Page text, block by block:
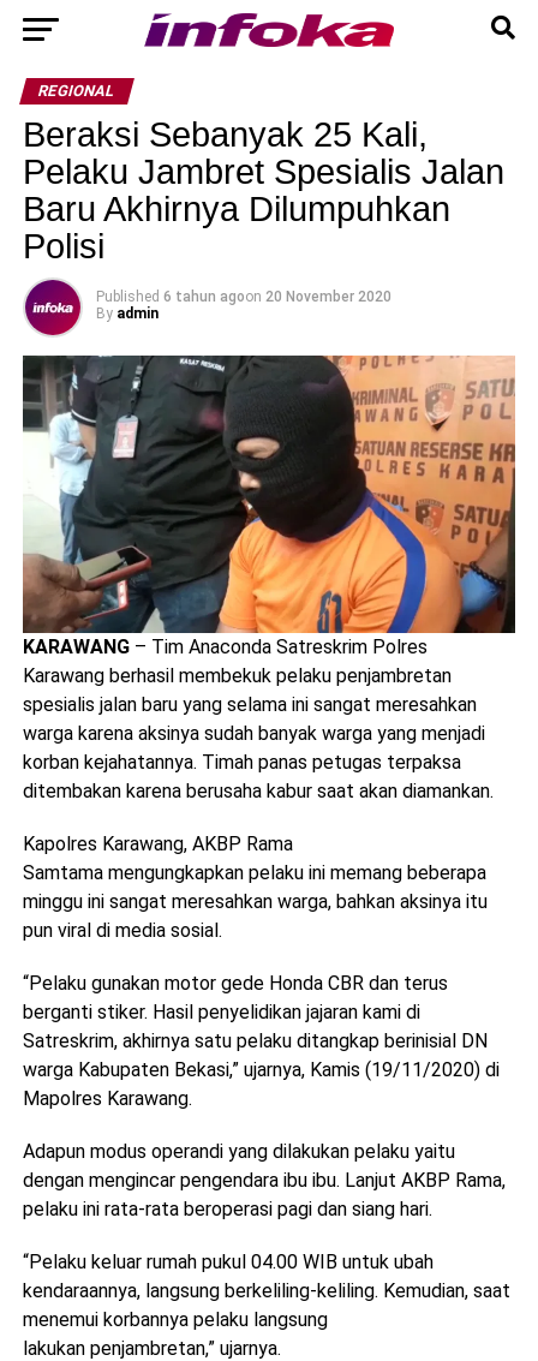
REGIONAL
Beraksi Sebanyak 25 Kali,
Pelaku Jambret Spesialis Jalan
Baru Akhirnya Dilumpuhkan
Polisi
Published 6 tahun agoon 20 November 2020
By admin
KARAWANG– Tim Anaconda Satreskrim Polres
Karawang berhasil membekuk pelaku penjambretan
spesialis jalan baru yang selama ini sangat meresahkan
warga karena aksinya sudah banyak warga yang menjadi
korban kejahatannya. Timah panas petugas terpaksa
ditembakan karena berusaha kabur saat akan diamankan.
Kapolres Karawang, AKBP Rama
Samtama mengungkapkan pelaku ini memang beberapa
minggu ini sangat meresahkan warga, bahkan aksinya itu
pun viral di media sosial.
“Pelaku gunakan motor gede Honda CBR dan terus
berganti stiker. Hasil penyelidikan jajaran kami di
Satreskrim, akhirnya satu pelaku ditangkap berinisial DN
warga Kabupaten Bekasi,” ujarnya, Kamis (19/11/2020) di
Mapolres Karawang.
Adapun modus operandi yang dilakukan pelaku yaitu
dengan mengincar pengendara ibu ibu. Lanjut AKBP Rama,
pelaku ini rata-rata beroperasi pagi dan siang hari.
“Pelaku keluar rumah pukul 04.00 WIB untuk ubah
kendaraannya, langsung berkeliling-keliling. Kemudian, saat
menemui korbannya pelaku langsung
lakukan penjambretan,” ujarnya.